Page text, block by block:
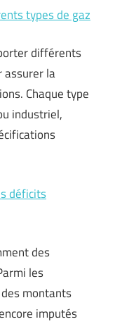
types de gaz
différents
assurer la
Chaque type
industriel,
déficits
des
les
montants
imputés